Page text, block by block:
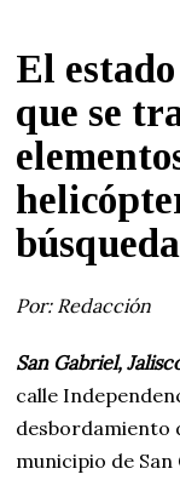
El
que se
Por: Redacción
San Gabriel,
calle
desbordamiento
municipio de